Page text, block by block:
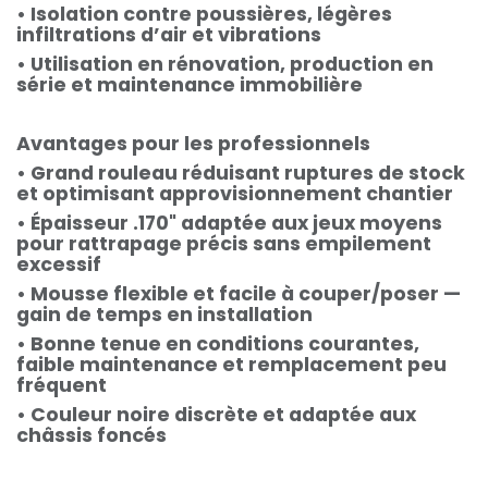
• Isolation contre poussières, légères
infiltrations d’air et vibrations
• Utilisation en rénovation, production en
série et maintenance immobilière
Avantages pour les professionnels
• Grand rouleau réduisant ruptures de stock
et optimisant approvisionnement chantier
• Épaisseur .170" adaptée aux jeux moyens
pour rattrapage précis sans empilement
excessif
• Mousse flexible et facile à couper/poser —
gain de temps en installation
• Bonne tenue en conditions courantes,
faible maintenance et remplacement peu
fréquent
• Couleur noire discrète et adaptée aux
châssis foncés